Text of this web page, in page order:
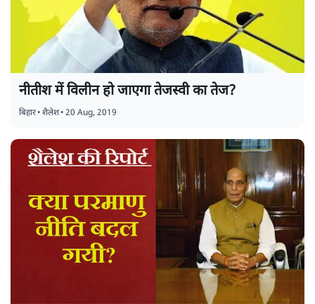
नीतीश में विलीन हो जाएगा तेजस्वी का तेज?
बिहार•शैलेश•20 Aug, 2019